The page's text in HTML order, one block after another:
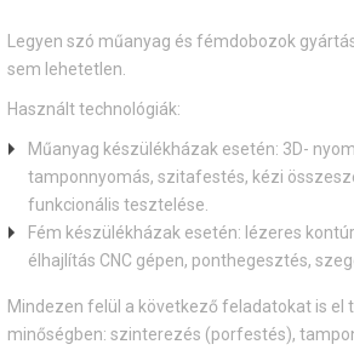
Legyen szó műanyag és fémdobozok
sem lehetetlen.
Használt technológiák:
Műanyag készülékházak esetén: 3D-
tamponnyomás, szitafestés, kézi
funkcionális tesztelése.
Fém készülékházak esetén: lézeres
élhajlítás CNC gépen, ponthegesztés,
Mindezen felül a következő feladatokat is el
minőségben: szinterezés (porfestés),